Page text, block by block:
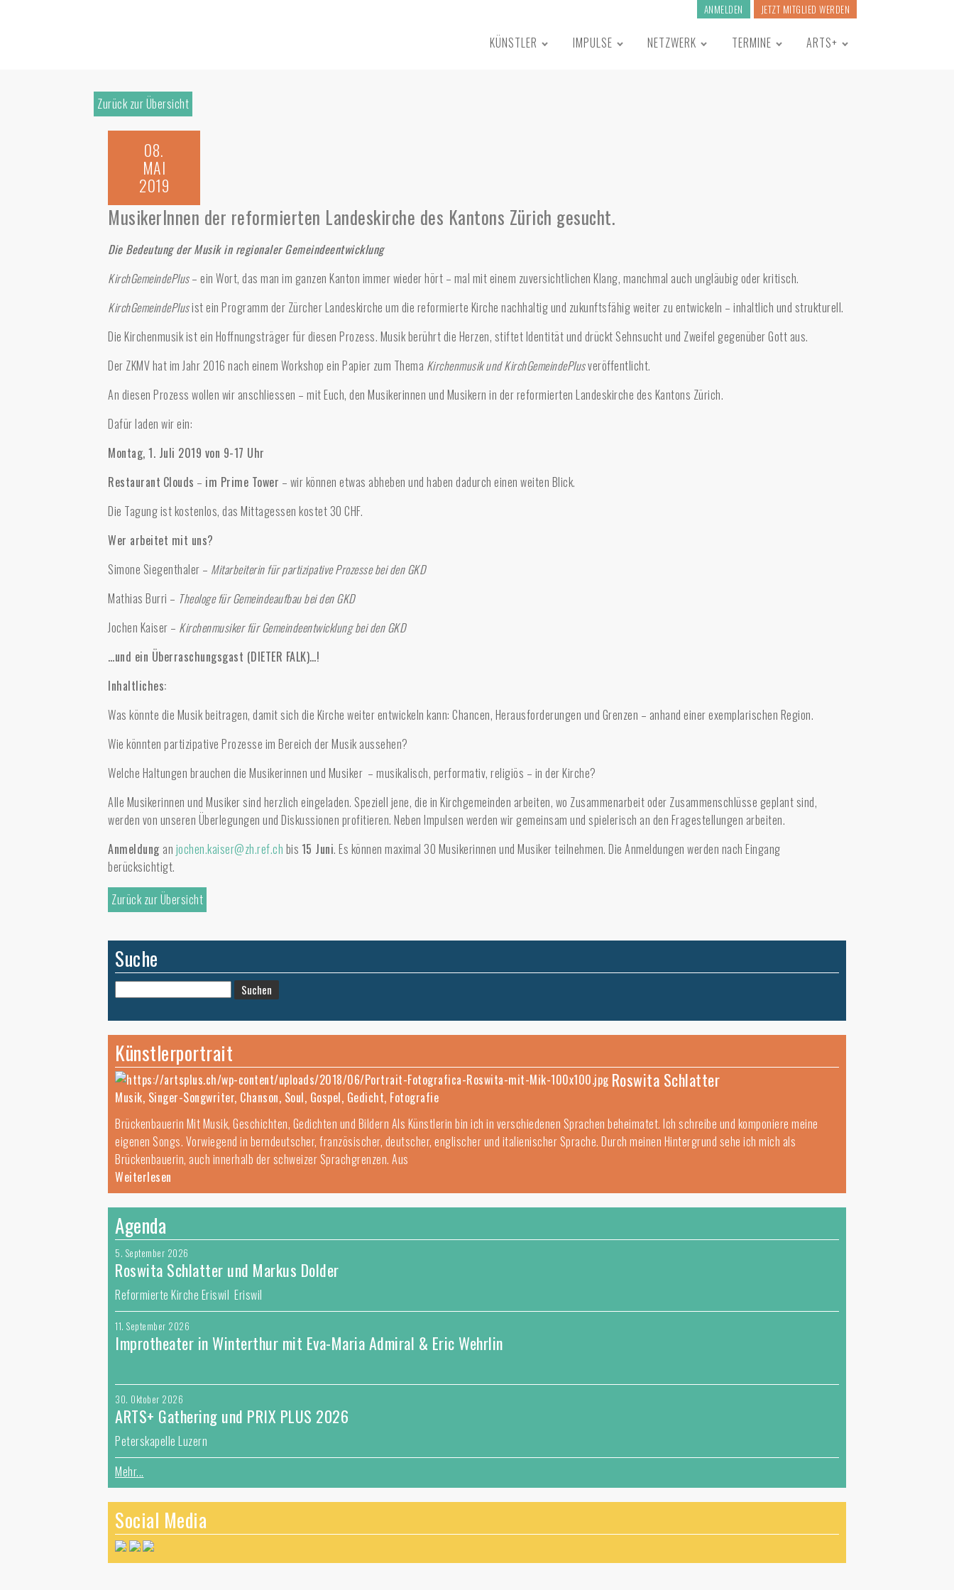
ANMELDEN JETZT MITGLIED WERDEN
KÜNSTLER IMPULSE NETZWERK TERMINE ARTS+
Zurück zur Übersicht
08.
MAI
2019
MusikerInnen der reformierten Landeskirche des Kantons Zürich gesucht.
Die Bedeutung der Musik in regionaler Gemeindeentwicklung
KirchGemeindePlus– ein Wort, das man im ganzen Kanton immer wieder hört – mal mit einem zuversichtlichen Klang, manchmal auch ungläubig oder kritisch.
KirchGemeindePlusist ein Programm der Zürcher Landeskirche um die reformierte Kirche nachhaltig und zukunftsfähig weiter zu entwickeln – inhaltlich und strukturell.
Die Kirchenmusik ist ein Hoffnungsträger für diesen Prozess. Musik berührt die Herzen, stiftet Identität und drückt Sehnsucht und Zweifel gegenüber Gott aus.
Der ZKMV hat im Jahr 2016 nach einem Workshop ein Papier zum Thema Kirchenmusik und KirchGemeindePlusveröffentlicht.
An diesen Prozess wollen wir anschliessen – mit Euch, den Musikerinnen und Musikern in der reformierten Landeskirche des Kantons Zürich.
Dafür laden wir ein:
Montag, 1. Juli 2019 von 9-17 Uhr
Restaurant Clouds – im Prime Tower – wir können etwas abheben und haben dadurch einen weiten Blick.
Die Tagung ist kostenlos, das Mittagessen kostet 30 CHF.
Wer arbeitet mit uns?
Simone Siegenthaler – Mitarbeiterin für partizipative Prozesse bei den GKD
Mathias Burri – Theologe für Gemeindeaufbau bei den GKD
Jochen Kaiser – Kirchenmusiker für Gemeindeentwicklung bei den GKD
…und ein Überraschungsgast (DIETER FALK)…!
Inhaltliches:
Was könnte die Musik beitragen, damit sich die Kirche weiter entwickeln kann: Chancen, Herausforderungen und Grenzen – anhand einer exemplarischen Region.
Wie könnten partizipative Prozesse im Bereich der Musik aussehen?
Welche Haltungen brauchen die Musikerinnen und Musiker – musikalisch, performativ, religiös – in der Kirche?
Alle Musikerinnen und Musiker sind herzlich eingeladen. Speziell jene, die in Kirchgemeinden arbeiten, wo Zusammenarbeit oder Zusammenschlüsse geplant sind,
werden von unseren Überlegungen und Diskussionen profitieren. Neben Impulsen werden wir gemeinsam und spielerisch an den Fragestellungen arbeiten.
Anmeldung an jochen.kaiser@zh.ref.ch bis 15 Juni. Es können maximal 30 Musikerinnen und Musiker teilnehmen. Die Anmeldungen werden nach Eingang
berücksichtigt.
Zurück zur Übersicht
Suche
Suchen
nach:
Künstlerportrait
Roswita Schlatter
Musik, Singer-Songwriter, Chanson, Soul, Gospel, Gedicht, Fotografie
Brückenbauerin Mit Musik, Geschichten, Gedichten und Bildern Als Künstlerin bin ich in verschiedenen Sprachen beheimatet. Ich schreibe und komponiere meine
eigenen Songs. Vorwiegend in berndeutscher, französischer, deutscher, englischer und italienischer Sprache. Durch meinen Hintergrund sehe ich mich als
Brückenbauerin, auch innerhalb der schweizer Sprachgrenzen. Aus
Weiterlesen
Agenda
5. September 2026
Roswita Schlatter und Markus Dolder
Reformierte Kirche Eriswil Eriswil
11. September 2026
Improtheater in Winterthur mit Eva-Maria Admiral & Eric Wehrlin
30. Oktober 2026
ARTS+ Gathering und PRIX PLUS 2026
Peterskapelle Luzern
Mehr...
Social Media